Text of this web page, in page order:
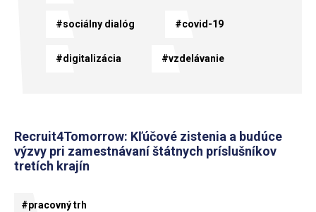
#sociálny dialóg #covid-19
#digitalizácia #vzdelávanie
Recruit4Tomorrow: Kľúčové zistenia a budúce
výzvy pri zamestnávaní štátnych príslušníkov
tretích krajín
#pracovný trh